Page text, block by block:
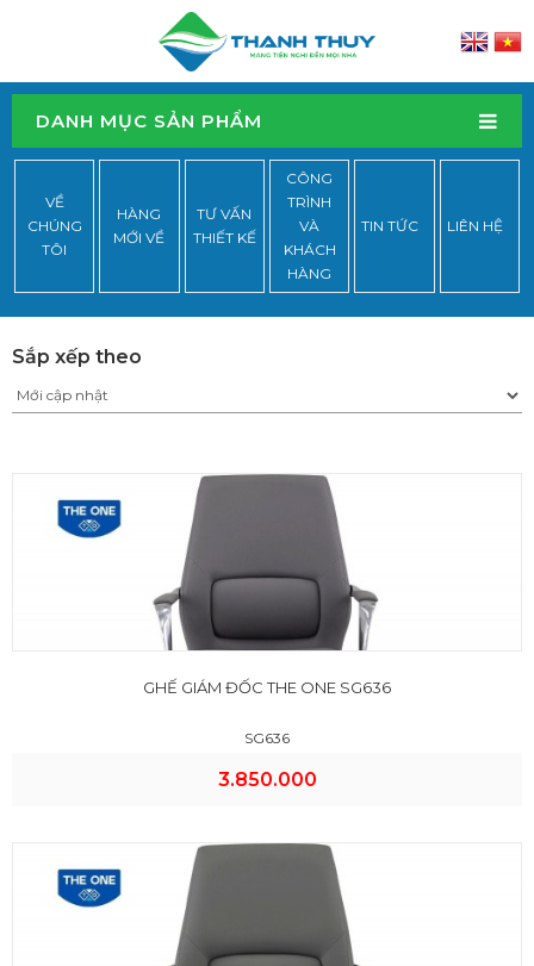
DANH MỤC SẢN PHẨM
VỀ
CHÚNG
TÔI
HÀNG
MỚI VỀ
TƯ VẤN
THIẾT KẾ
CÔNG
TRÌNH
VÀ
KHÁCH
HÀNG
TIN TỨC LIÊN HỆ
Sắp xếp theo
GHẾ GIÁM ĐỐC THE ONE SG636
SG636
3.850.000